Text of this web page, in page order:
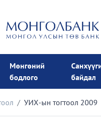
Мөнгөний
бодлого
байдал
УИХ-ын тогтоол 2009